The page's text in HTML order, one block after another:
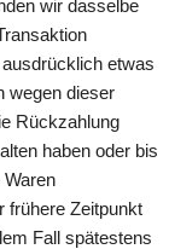
wir dasselbe
etwas
wegen dieser
Rückzahlung
haben oder bis
frühere Zeitpunkt
Fall spätestens